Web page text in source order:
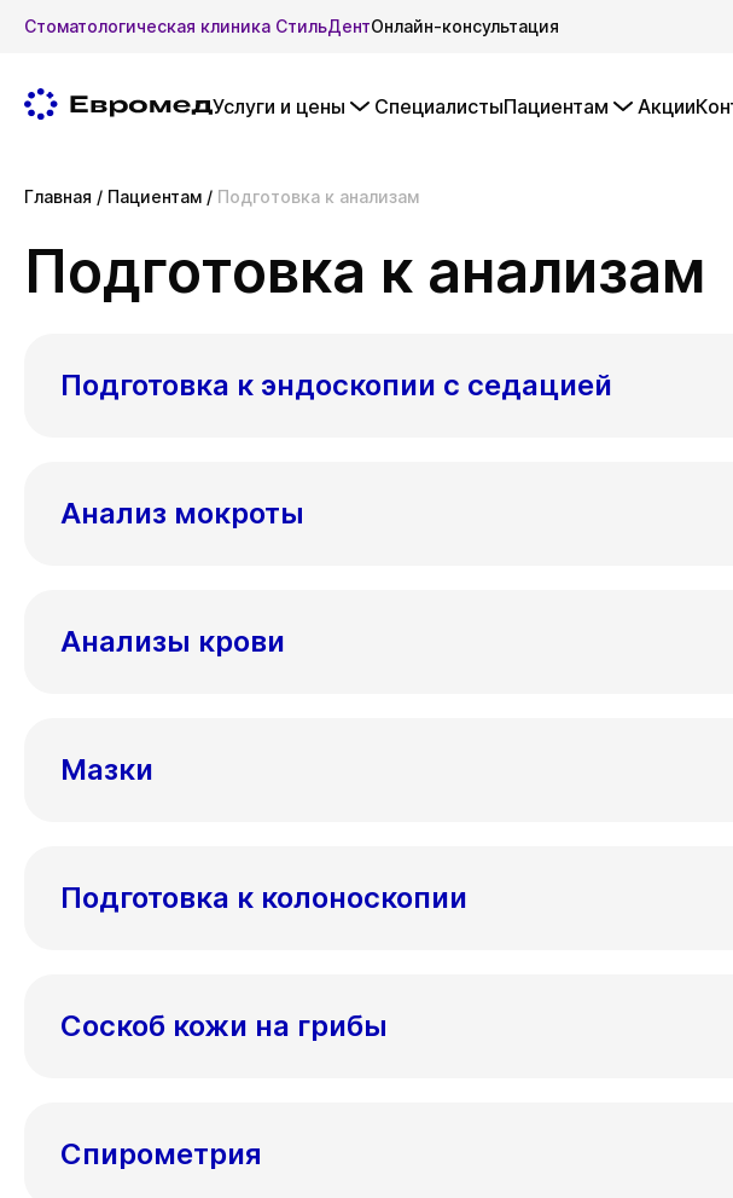
Стоматологическая клиника СтильДентОнлайн-консультация
Услуги и цены СпециалистыПациентам Акции
Главная / Пациентам / Подготовка к анализам
Подготовка к анализам
Подготовка к эндоскопии с седацией
Анализ мокроты
Анализы крови
Мазки
Подготовка к колоноскопии
Соскоб кожи на грибы
Спирометрия